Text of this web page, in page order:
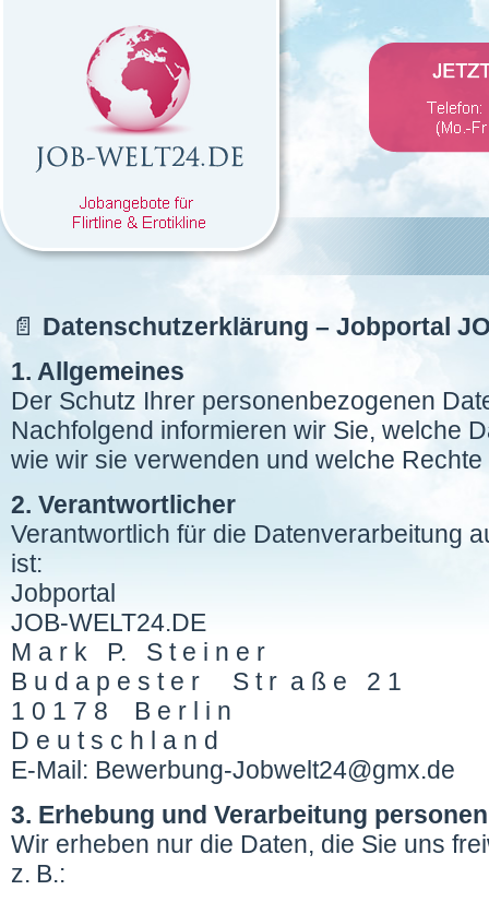
📄 Datenschutzerklärung – Jobportal
1. Allgemeines
Der Schutz Ihrer personenbezogenen
Nachfolgend informieren wir Sie, welche
wie wir sie verwenden und welche Rechte
2. Verantwortlicher
Verantwortlich für die Datenverarbeitung
ist:
Jobportal
JOB-WELT24.DE
M a r k P. S t e i n e r
B u d a p e s t e r S t r a ß e 2 1
1 0 1 7 8 B e r l i n
D e u t s c h l a n d
E-Mail: Bewerbung-Jobwelt24@gmx.de
3. Erhebung und Verarbeitung
Wir erheben nur die Daten, die Sie uns
z. B.: